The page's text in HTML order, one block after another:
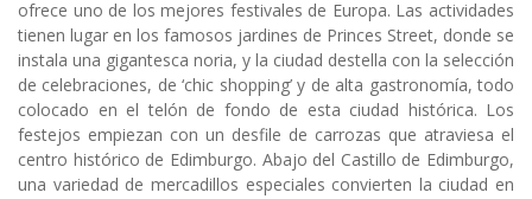
ofrece uno de los mejores festivales de Europa. Las actividades
tienen lugar en los famosos jardines de Princes Street, donde se
instala una gigantesca noria, y la ciudad destella con la selección
de celebraciones, de ‘chic shopping’ y de alta gastronomía, todo
colocado en el telón de fondo de esta ciudad histórica. Los
festejos empiezan con un desfile de carrozas que atraviesa el
centro histórico de Edimburgo. Abajo del Castillo de Edimburgo,
una variedad de mercadillos especiales convierten la ciudad en